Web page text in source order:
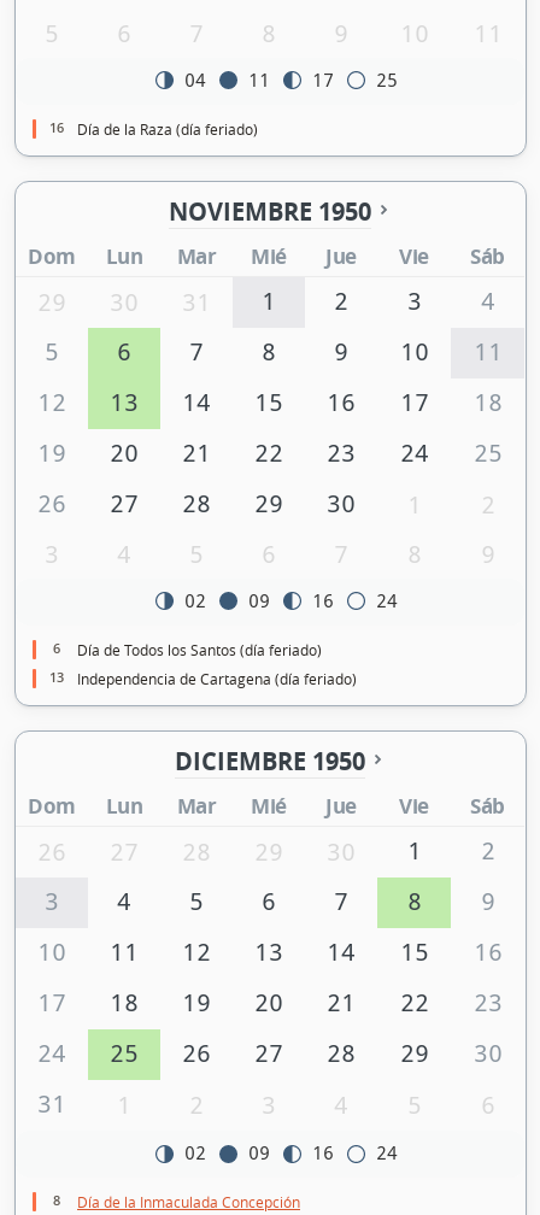
5
6 7 8 9 10 11
04 11 17 25
16 Día de la Raza (día feriado)
NOVIEMBRE 1950
Dom Lun Mar Mié Jue Vie Sáb
29 30 31 1 2 3
4
5
6 7 8 9 10
11
12
13 14 15 16 17
18
19
20 21 22 23 24
25
26
27 28 29 30 1
2
3
4 5 6 7 8 9
02 09 16 24
6 Día de Todos los Santos (día feriado)
13 Independencia de Cartagena (día feriado)
DICIEMBRE 1950
Dom Lun Mar Mié Jue Vie Sáb
26 27 28 29 30 1
2
3
4 5 6 7 8
9
10
11 12 13 14 15
16
17
18 19 20 21 22
23
24
25 26 27 28 29
30
31
1 2 3 4 5 6
02 09 16 24
8 Día de la Inmaculada Concepción